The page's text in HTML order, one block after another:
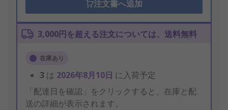
注文書へ追加
3,000円を超える注文については、送料無料
在庫あり
3 は 2026年8月10日 に入荷予定
「配達日を確認」をクリックすると、在庫と配
送の詳細が表示されます。